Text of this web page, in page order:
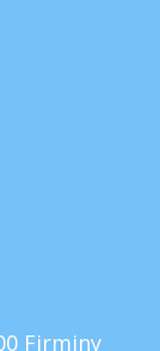
Firminy